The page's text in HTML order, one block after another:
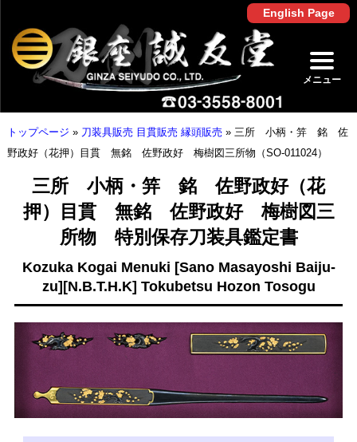
English Page
メニュー
トップページ » 刀装具販売 目貫販売 縁頭販売 » 三所 小柄・笄 銘 佐
野政好（花押）目貫 無銘 佐野政好 梅樹図三所物（SO-011024）
三所 小柄・笄 銘 佐野政好（花
押）目貫 無銘 佐野政好 梅樹図三
所物 特別保存刀装具鑑定書
Kozuka Kogai Menuki [Sano Masayoshi Baiju-
zu][N.B.T.H.K] Tokubetsu Hozon Tosogu